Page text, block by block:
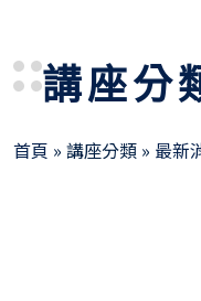
講座分
首頁 » 講座分類 » 最新